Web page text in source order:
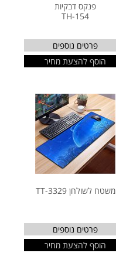
פנקס דבקיות
TH-154
פרטים נוספים
הוסף להצעת מחיר
משטח לשולחן TT-3329
פרטים נוספים
הוסף להצעת מחיר